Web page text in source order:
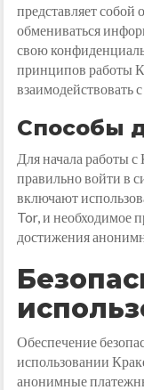
представляет собой
обмениваться
свою
принципов работы
взаимодействовать
Способы
Для начала работы с
правильно войти в
включают
Tor, и необходимое
достижения
Обеспечение
использовании
анонимные